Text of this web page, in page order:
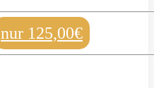
nur 125,00€